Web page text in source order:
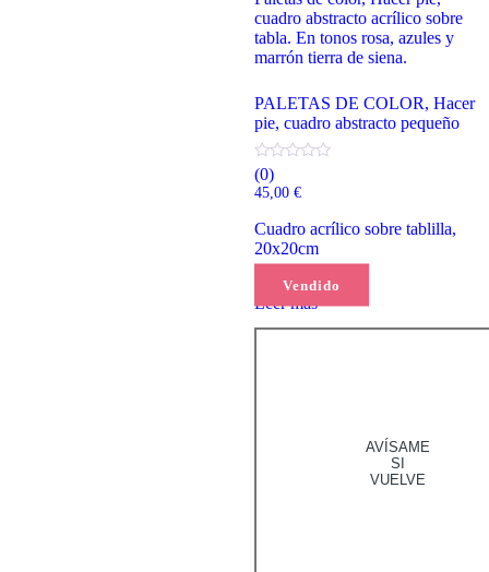
Vendido
PALETAS DE COLOR, Hacer
pie, cuadro abstracto pequeño
(0)
45,00 €
Cuadro acrílico sobre tablilla,
20x20cm
Leer más
AVÍSAME
SI
VUELVE